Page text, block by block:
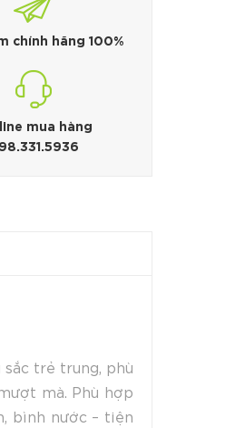
chính hãng 100%
mua hàng
sắc trẻ trung, phù
mà. Phù hợp
bình nước – tiện